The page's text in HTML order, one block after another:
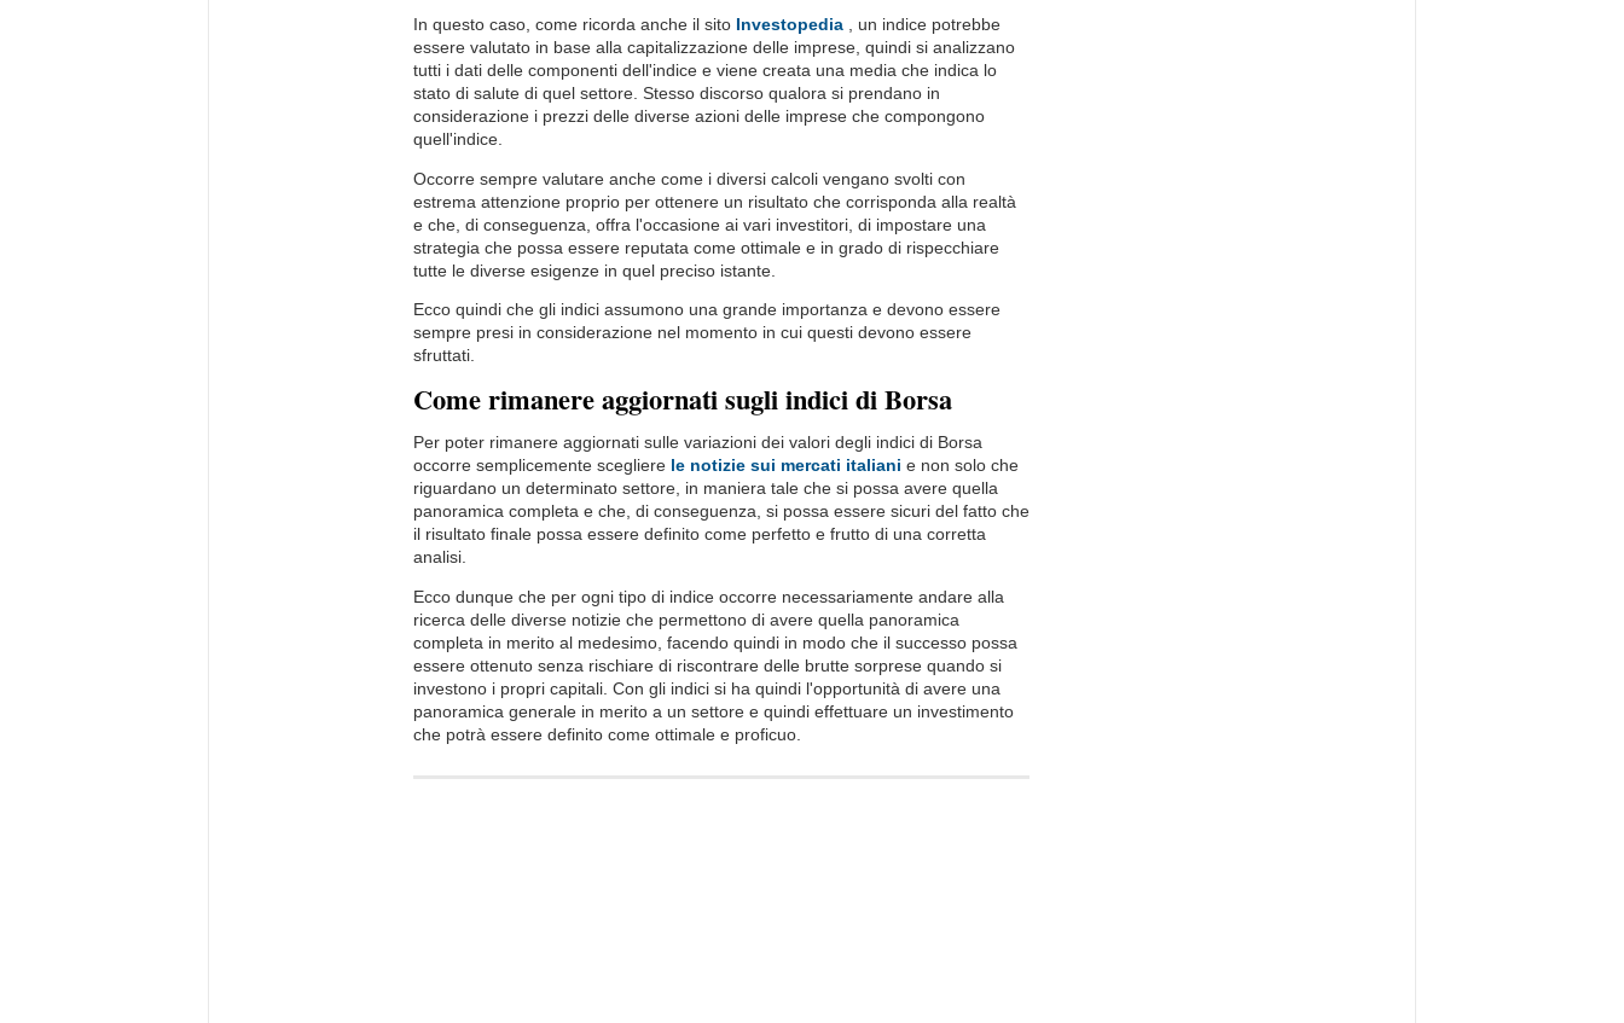
In questo caso, come ricorda anche il sito Investopedia
, un indice potrebbe
essere valutato in base alla capitalizzazione delle imprese, quindi si analizzano
tutti i dati delle componenti dell'indice e viene creata una media che indica lo
stato di salute di quel settore. Stesso discorso qualora si prendano in
considerazione i prezzi delle diverse azioni delle imprese che compongono
quell'indice.
Occorre sempre valutare anche come i diversi calcoli vengano svolti con
estrema attenzione proprio per ottenere un risultato che corrisponda alla realtà
e che, di conseguenza, offra l'occasione ai vari investitori, di impostare una
strategia che possa essere reputata come ottimale e in grado di rispecchiare
tutte le diverse esigenze in quel preciso istante.
Ecco quindi che gli indici assumono una grande importanza e devono essere
sempre presi in considerazione nel momento in cui questi devono essere
sfruttati.
Come rimanere aggiornati sugli indici di Borsa
Per poter rimanere aggiornati sulle variazioni dei valori degli indici di Borsa
occorre semplicemente scegliere le notizie sui mercati italiani e non solo che
riguardano un determinato settore, in maniera tale che si possa avere quella
panoramica completa e che, di conseguenza, si possa essere sicuri del fatto che
il risultato finale possa essere definito come perfetto e frutto di una corretta
analisi.
Ecco dunque che per ogni tipo di indice occorre necessariamente andare alla
ricerca delle diverse notizie che permettono di avere quella panoramica
completa in merito al medesimo, facendo quindi in modo che il successo possa
essere ottenuto senza rischiare di riscontrare delle brutte sorprese quando si
investono i propri capitali. Con gli indici si ha quindi l'opportunità di avere una
panoramica generale in merito a un settore e quindi effettuare un investimento
che potrà essere definito come ottimale e proficuo.